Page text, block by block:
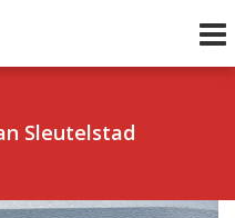
Sleutelstad